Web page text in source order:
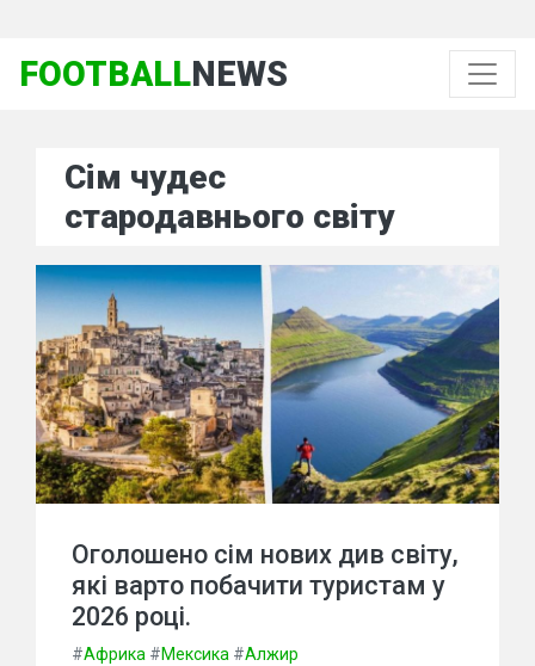
FOOTBALLNEWS
Сім чудес
стародавнього світу
Оголошено сім нових див світу,
які варто побачити туристам у
2026 році.
#Африка #Мексика #Алжир